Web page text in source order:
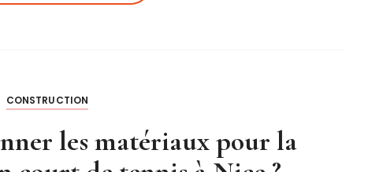
CONSTRUCTION
les matériaux pour la